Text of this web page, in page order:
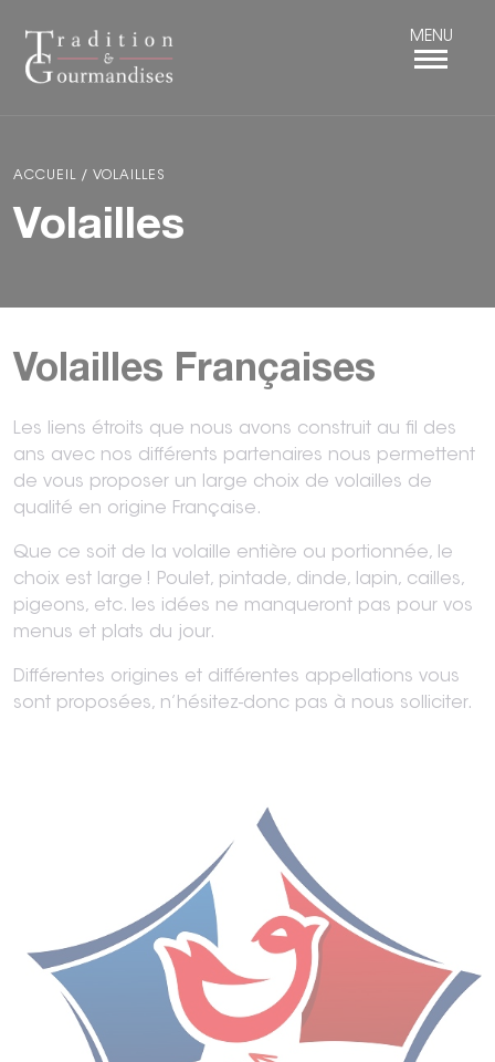
ACCUEIL / VOLAILLES
Volailles
Volailles Françaises
Les liens étroits que nous avons construit au fil des
ans avec nos différents partenaires nous permettent
de vous proposer un large choix de volailles de
qualité en origine Française.
Que ce soit de la volaille entière ou portionnée, le
choix est large ! Poulet, pintade, dinde, lapin, cailles,
pigeons, etc. les idées ne manqueront pas pour vos
menus et plats du jour.
Différentes origines et différentes appellations vous
sont proposées, n’hésitez-donc pas à nous solliciter.